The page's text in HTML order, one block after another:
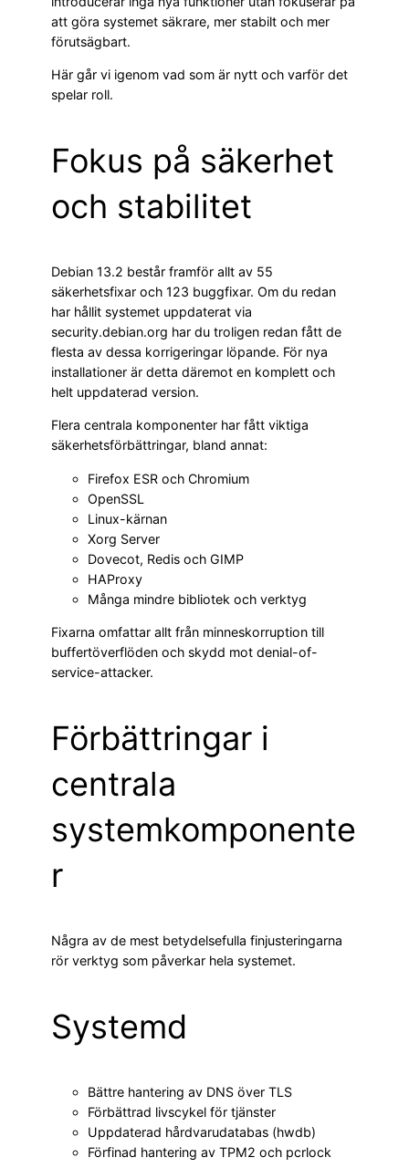
att göra systemet säkrare, mer stabilt och mer
förutsägbart.
Här går vi igenom vad som är nytt och varför det
spelar roll.
Fokus på säkerhet
och stabilitet
Debian 13.2 består framför allt av 55
säkerhetsfixar och 123 buggfixar. Om du redan
har hållit systemet uppdaterat via
security.debian.org har du troligen redan fått de
flesta av dessa korrigeringar löpande. För nya
installationer är detta däremot en komplett och
helt uppdaterad version.
Flera centrala komponenter har fått viktiga
säkerhetsförbättringar, bland annat:
Firefox ESR och Chromium
OpenSSL
Linux-kärnan
Xorg Server
Dovecot, Redis och GIMP
HAProxy
Många mindre bibliotek och verktyg
Fixarna omfattar allt från minneskorruption till
buffertöverflöden och skydd mot denial-of-
service-attacker.
Förbättringar i
centrala
systemkomponente
r
Några av de mest betydelsefulla finjusteringarna
rör verktyg som påverkar hela systemet.
Systemd
Bättre hantering av DNS över TLS
Förbättrad livscykel för tjänster
Uppdaterad hårdvarudatabas (hwdb)
Förfinad hantering av TPM2 och pcrlock